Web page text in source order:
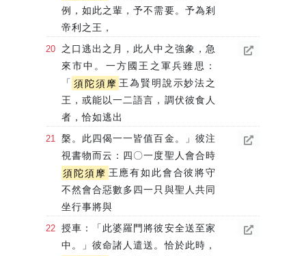
例，如此之輩，予不需要。予為剎
帝利之王，
之口逃出之月，此人中之強象，急
來市中。一方國王之軍兵雖思：
「 須陀須摩 王為賢明說示妙法之
王，或能以一二語言，調伏彼食人
者，恰如逃出
槃。此四偈一一皆值百金。」彼注
視書物而云：四〇一度聖人會合時
須陀須摩 王應有如此會合彼將守
不然會合惡數多四一只與聖人共同
坐行事將與
授車：「此婆羅門將彼安全送至家
中。」彼命諸人遣送。恰於此時，